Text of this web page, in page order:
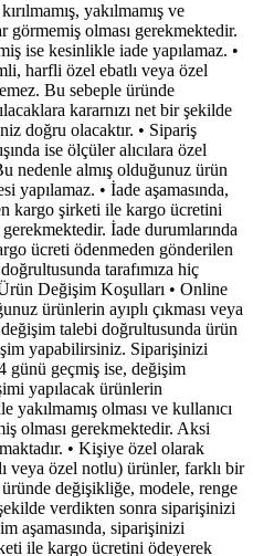
yakılmamış ve
görmemiş olması gerekmektedir.
ise kesinlikle iade yapılamaz. •
harfli özel ebatlı veya özel
Bu sebeple üründe
kararnızı net bir şekilde
doğru olacaktır. • Sipariş
ise ölçüler alıcılara özel
nedenle almış olduğunuz ürün
yapılamaz. • İade aşamasında,
kargo şirketi ile kargo ücretini
İade durumlarında
ücreti ödenmeden gönderilen
tarafımıza hiç
Değişim Koşulları • Online
ürünlerin ayıplı çıkması veya
talebi doğrultusunda ürün
yapabilirsiniz. Siparişinizi
günü geçmiş ise, değişim
yapılacak ürünlerin
yakılmamış olması ve kullanıcı
olması gerekmektedir. Aksi
• Kişiye özel olarak
veya özel notlu) ürünler, farklı bir
değişikliğe, modele, renge
verdikten sonra siparişinizi
aşamasında, siparişinizi
ile kargo ücretini ödeyerek